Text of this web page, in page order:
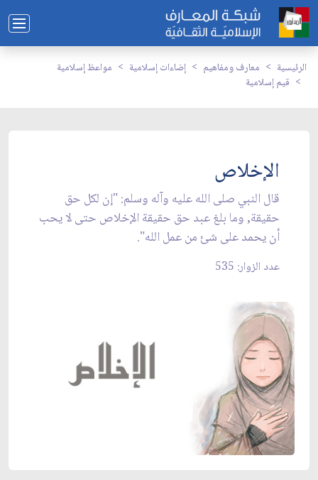
الرئيسية معارف ومفاهيم إضاءات إسلامية
مواعظ إسلامية
قيم إسلامية
الإخلاص
قال النبي صلى الله عليه وآله وسلم: "إن لكل حق
حقيقة, وما بلغ عبد حق حقيقة الإخلاص حتى لا يحب
أن يحمد على شئ من عمل الله".
عدد الزوار: 535